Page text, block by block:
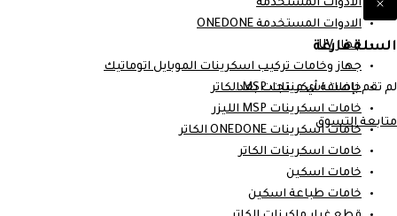
الادوات المستخدمة
الادوات المستخدمة ONEDONE
جهاز UV
جهاز وخامات تركيب اسكرينات الموبايل اتوماتيك
خامات اسكرينات MSP الكاتر
خامات اسكرينات MSP الليزر
خامات اسكرينات ONEDONE الكاتر
خامات اسكرينات الكاتر
خامات اسكين
خامات طباعة اسكين
السلة فارغة
لم تقم بإضافة أي منتجات بعد.
متابعة التسوق